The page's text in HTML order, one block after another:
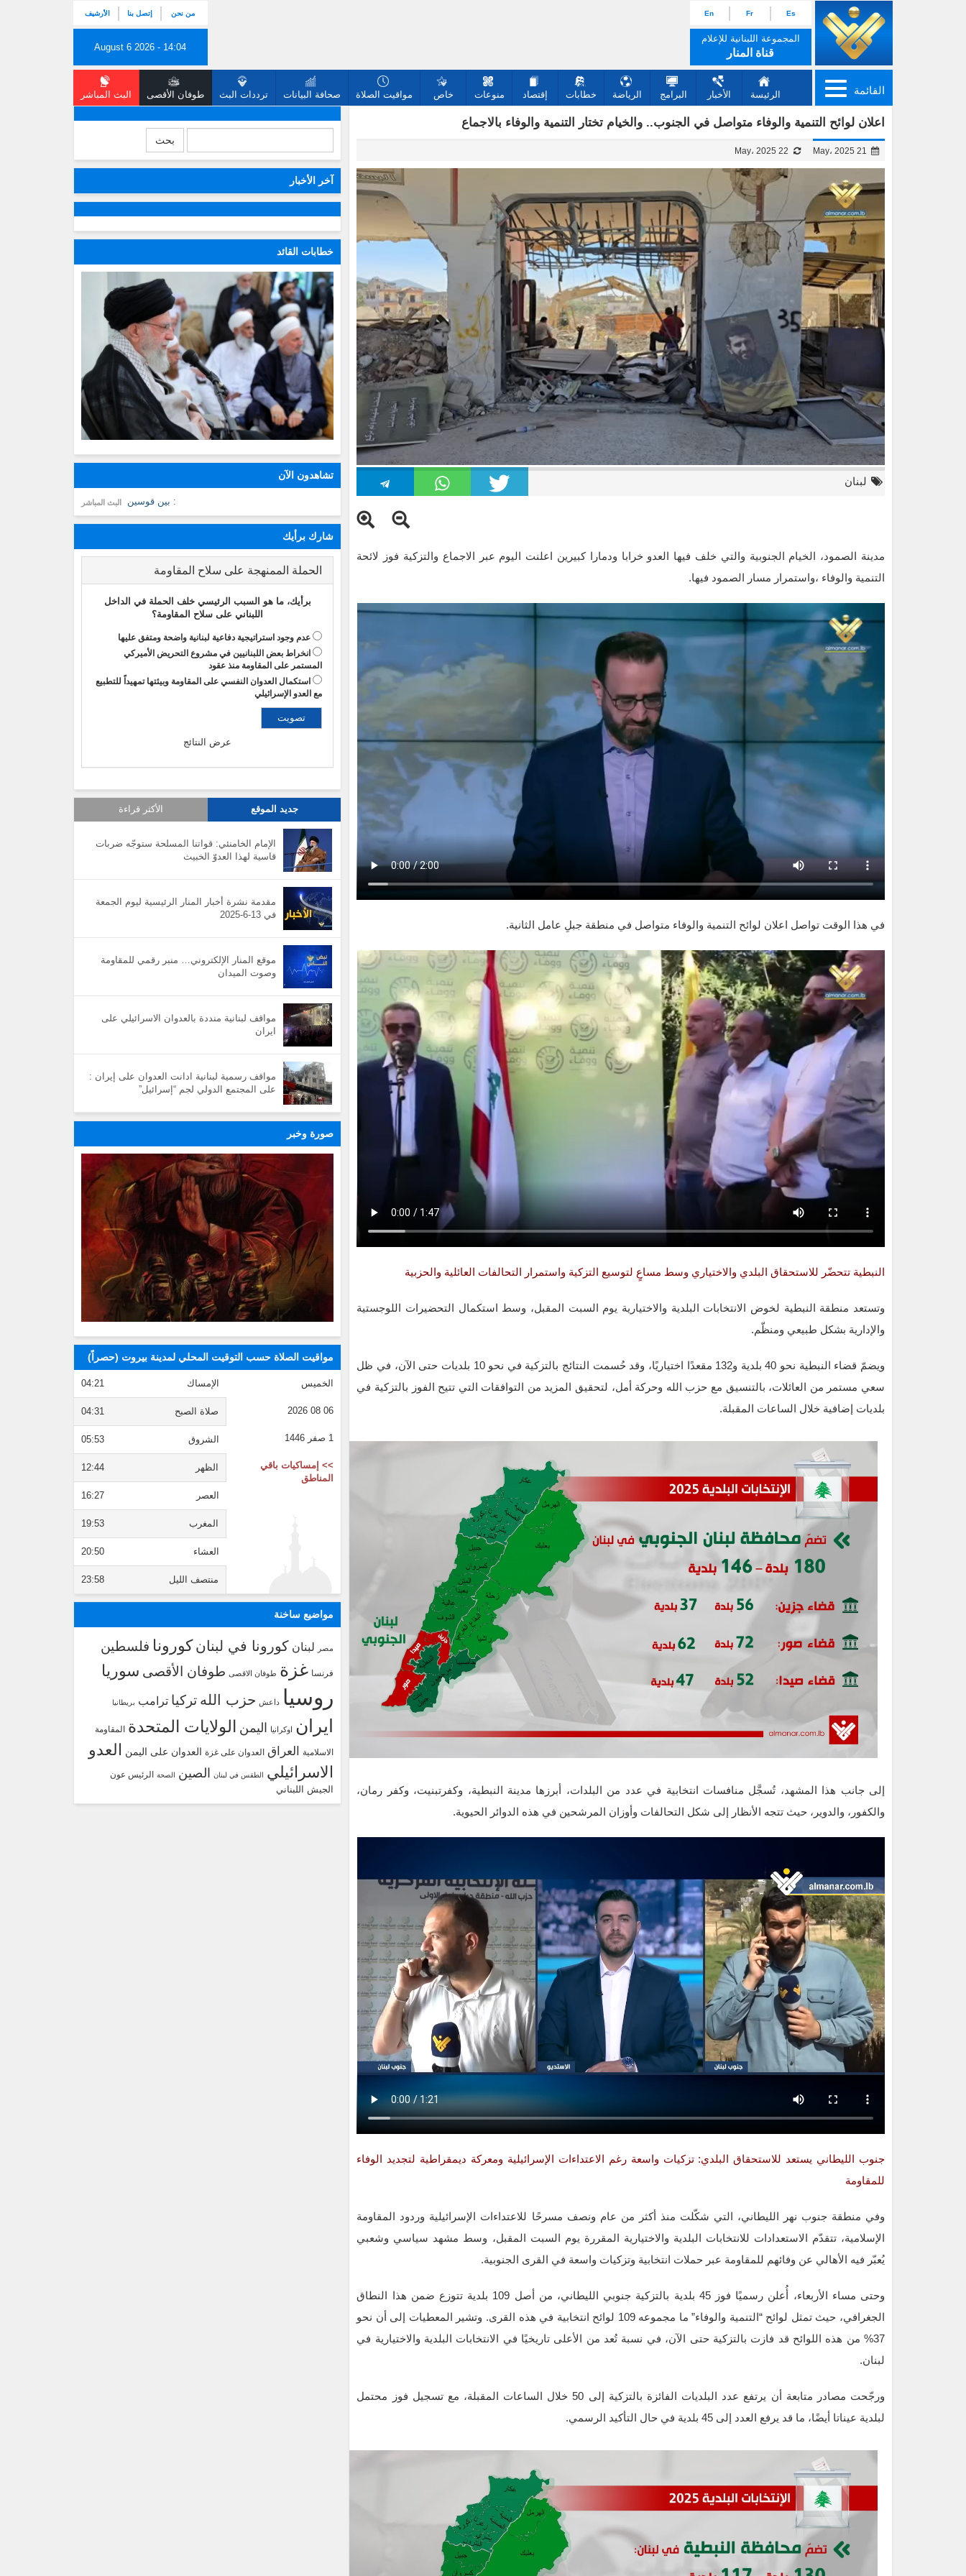
Es
Fr
En
المجموعة اللبنانية للإعلام
قناة المنار
من نحن إتصل بنا الأرشيف
August 6 2026 - 14:04
القائمة الرئيسة الأخبار البرامج الرياضة خطابات إقتصاد منوعات خاص مواقيت الصلاة صحافة البيانات ترددات البث طوفان الأقصى البث المباشر
اعلان لوائح التنمية والوفاء متواصل في الجنوب.. والخيام تختار التنمية والوفاء بالاجماع
لبنان
مدينة الصمود، الخيام الجنوبية والتي خلف فيها العدو خرابا ودمارا كبيرين اعلنت اليوم عبر الاجماع والتزكية فوز لائحة
التنمية والوفاء ،واستمرار مسار الصمود فيها.
في هذا الوقت تواصل اعلان لوائح التنمية والوفاء متواصل في منطقة جبلِ عامل الثانية.
النبطية تتحضّر للاستحقاق البلدي والاختياري وسط مساعٍ لتوسيع التزكية واستمرار التحالفات العائلية والحزبية
وتستعد منطقة النبطية لخوض الانتخابات البلدية والاختيارية يوم السبت المقبل، وسط استكمال التحضيرات اللوجستية
والإدارية بشكل طبيعي ومنظّم.
ويضمّ قضاء النبطية نحو 40 بلدية و132 مقعدًا اختياريًا، وقد حُسمت النتائج بالتزكية في نحو 10 بلديات حتى الآن، في ظل
سعي مستمر من العائلات، بالتنسيق مع حزب الله وحركة أمل، لتحقيق المزيد من التوافقات التي تتيح الفوز بالتزكية في
بلديات إضافية خلال الساعات المقبلة.
إلى جانب هذا المشهد، تُسجَّل منافسات انتخابية في عدد من البلدات، أبرزها مدينة النبطية، وكفرتبنيت، وكفر رمان،
والكفور، والدوير، حيث تتجه الأنظار إلى شكل التحالفات وأوزان المرشحين في هذه الدوائر الحيوية.
جنوب الليطاني يستعد للاستحقاق البلدي: تزكيات واسعة رغم الاعتداءات الإسرائيلية ومعركة ديمقراطية لتجديد الوفاء
للمقاومة
وفي منطقة جنوب نهر الليطاني، التي شكّلت منذ أكثر من عام ونصف مسرحًا للاعتداءات الإسرائيلية وردود المقاومة
الإسلامية، تتقدّم الاستعدادات للانتخابات البلدية والاختيارية المقررة يوم السبت المقبل، وسط مشهد سياسي وشعبي
يُعبّر فيه الأهالي عن وفائهم للمقاومة عبر حملات انتخابية وتزكيات واسعة في القرى الجنوبية.
وحتى مساء الأربعاء، أُعلن رسميًا فوز 45 بلدية بالتزكية جنوبي الليطاني، من أصل 109 بلدية تتوزع ضمن هذا النطاق
الجغرافي، حيث تمثل لوائح “التنمية والوفاء” ما مجموعه 109 لوائح انتخابية في هذه القرى. وتشير المعطيات إلى أن نحو
37% من هذه اللوائح قد فازت بالتزكية حتى الآن، في نسبة تُعد من الأعلى تاريخيًا في الانتخابات البلدية والاختيارية في
لبنان.
ورجّحت مصادر متابعة أن يرتفع عدد البلديات الفائزة بالتزكية إلى 50 خلال الساعات المقبلة، مع تسجيل فوز محتمل
لبلدية عيناتا أيضًا، ما قد يرفع العدد إلى 45 بلدية في حال التأكيد الرسمي.
بحث
آخر الأخبار
خطابات القائد
تشاهدون الآن
: بين قوسين البث المباشر
شارك برأيك
الحملة الممنهجة على سلاح المقاومة
برأيك، ما هو السبب الرئيسي خلف الحملة في الداخل
اللبناني على سلاح المقاومة؟
عدم وجود استراتيجية دفاعية لبنانية واضحة ومتفق عليها
انخراط بعض اللبنانيين في مشروع التحريض الأميركي
المستمر على المقاومة منذ عقود
استكمال العدوان النفسي على المقاومة وبيئتها تمهيداً للتطبيع
مع العدو الإسرائيلي
عرض النتائج
جديد الموقع الأكثر قراءة
الإمام الخامنئي: قواتنا المسلحة ستوجّه ضربات
قاسية لهذا العدوّ الخبيث
مقدمة نشرة أخبار المنار الرئيسية ليوم الجمعة
في 13-6-2025
موقع المنار الإلكتروني… منبر رقمي للمقاومة
وصوت الميدان
مواقف لبنانية منددة بالعدوان الاسرائيلي على
ايران
مواقف رسمية لبنانية ادانت العدوان على إيران :
على المجتمع الدولي لجم “إسرائيل”
صورة وخبر
مواقيت الصلاة حسب التوقيت المحلي لمدينة بيروت (حصراً)
الخميس
06 08 2026
1 صفر 1446
>> إمساكيات باقي
المناطق
الإمساك 04:21
صلاة الصبح 04:31
الشروق 05:53
الظهر 12:44
العصر 16:27
المغرب 19:53
العشاء 20:50
منتصف الليل 23:58
مواضيع ساخنة
مصر لبنان كورونا في لبنان كورونا فلسطين
فرنسا غزة طوفان الاقصى طوفان الأقصى سوريا
روسيا داعش حزب الله تركيا ترامب بريطانيا
ايران اوكرانيا اليمن الولايات المتحدة المقاومة
الاسلامية العراق العدوان على غزة العدوان على اليمن
العدو
الاسرائيلي
الطقس في لبنان الصين الصحة الرئيس عون
الجيش اللبناني